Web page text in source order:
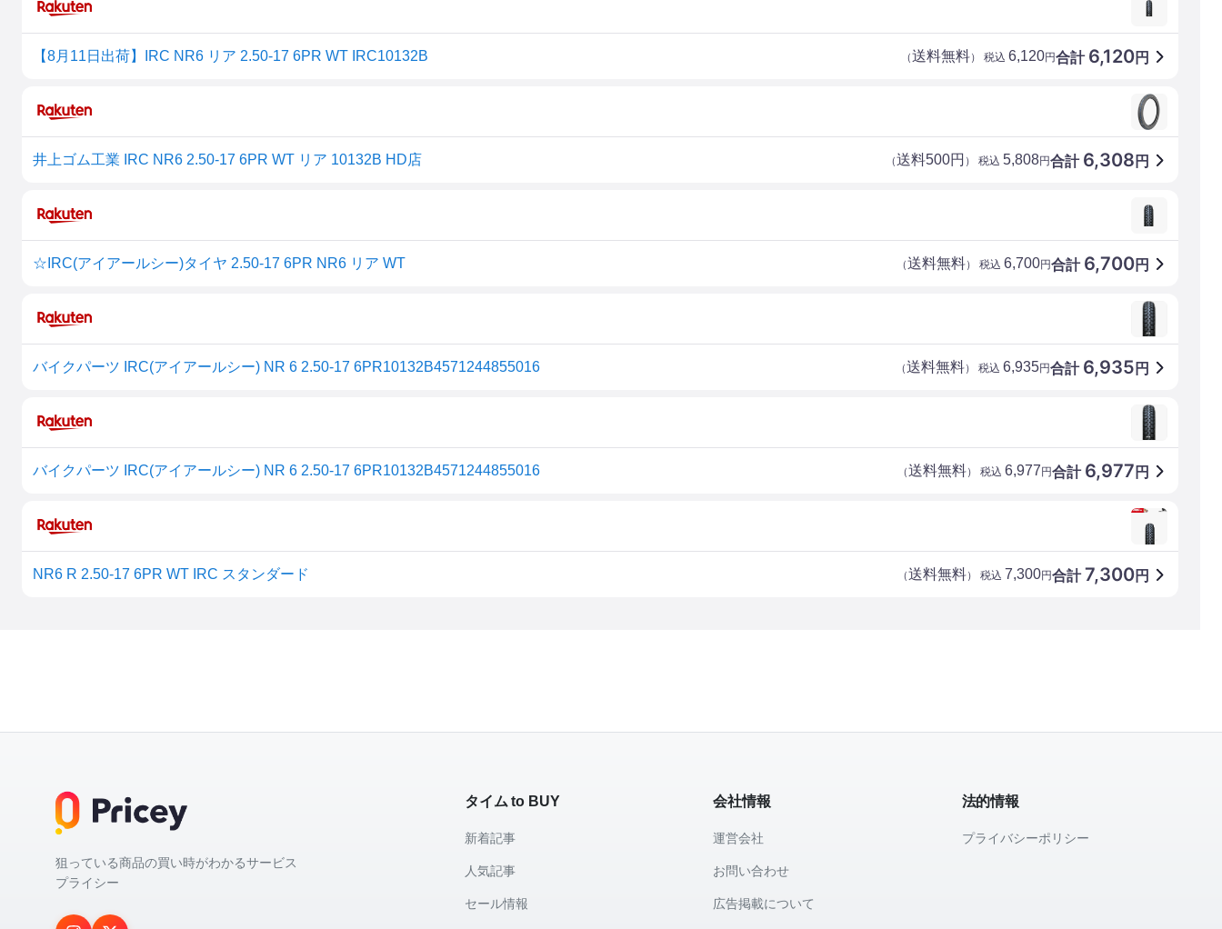
【8月11日出荷】IRC NR6 リア 2.50-17 6PR WT IRC10132B 合計 6,120円
（送料無料） 税込 6,120円
井上ゴム工業 IRC NR6 2.50-17 6PR WT リア 10132B HD店 合計 6,308 円
（送料500円 ） 税込 5,808円
☆IRC(アイアールシー)タイヤ 2.50-17 6PR NR6 リア WT 合計 6,700円
（送料無料） 税込 6,700円
バイクパーツ IRC(アイアールシー) NR 6 2.50-17 6PR10132B4571244855016 合計 6,935 円
（送料無料） 税込 6,935円
バイクパーツ IRC(アイアールシー) NR 6 2.50-17 6PR10132B4571244855016 合計 6,977 円
（送料無料） 税込 6,977円
NR6 R 2.50-17 6PR WT IRC スタンダード 合計7,300円
（送料無料） 税込 7,300円
狙っている商品の買い時がわかるサービス
プライシー
タイム to BUY
新着記事
人気記事
セール情報
会社情報
運営会社
お問い合わせ
広告掲載について
法的情報
プライバシーポリシー